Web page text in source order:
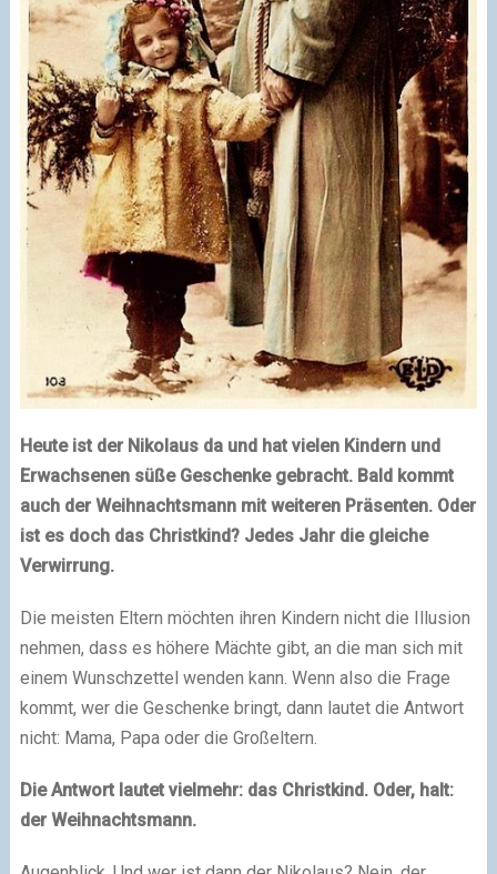
Heute ist der Nikolaus da und hat vielen Kindern und
Erwachsenen süße Geschenke gebracht. Bald kommt
auch der Weihnachtsmann mit weiteren Präsenten. Oder
ist es doch das Christkind? Jedes Jahr die gleiche
Verwirrung.
Die meisten Eltern möchten ihren Kindern nicht die Illusion
nehmen, dass es höhere Mächte gibt, an die man sich mit
einem Wunschzettel wenden kann. Wenn also die Frage
kommt, wer die Geschenke bringt, dann lautet die Antwort
nicht: Mama, Papa oder die Großeltern.
Die Antwort lautet vielmehr: das Christkind. Oder, halt:
der Weihnachtsmann.